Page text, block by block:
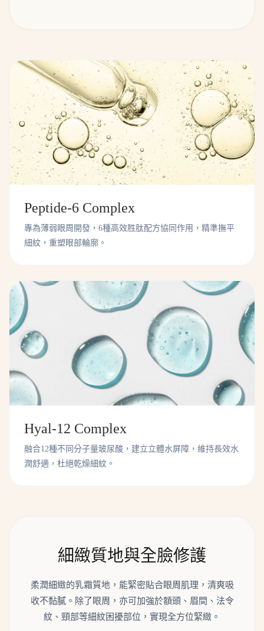
Peptide-6 Complex
專為薄弱眼周開發，6種高效胜肽配方協同作用，精準撫平
細紋，重塑眼部輪廓。
Hyal-12 Complex
融合12種不同分子量玻尿酸，建立立體水屏障，維持長效水
潤舒適，杜絕乾燥細紋。
細緻質地與全臉修護
柔潤細緻的乳霜質地，能緊密貼合眼周肌理，清爽吸
收不黏膩。除了眼周，亦可加強於額頭、眉間、法令
紋、頸部等細紋困擾部位，實現全方位緊緻。